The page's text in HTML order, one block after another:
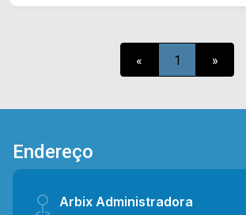
maiores informações entre em
nossa equipe! (19) 9.9604 2478
« 1 »
Endereço
Arbix Administradora